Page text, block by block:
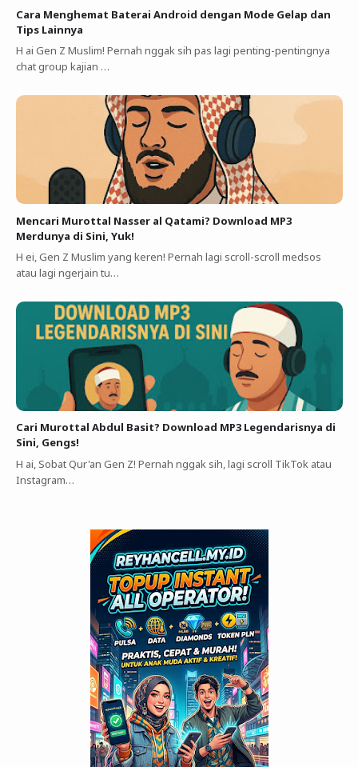
Cara Menghemat Baterai Android dengan Mode Gelap dan
Tips Lainnya
H ai Gen Z Muslim! Pernah nggak sih pas lagi penting-pentingnya
chat group kajian …
Mencari Murottal Nasser al Qatami? Download MP3
Merdunya di Sini, Yuk!
H ei, Gen Z Muslim yang keren! Pernah lagi scroll-scroll medsos
atau lagi ngerjain tu…
Cari Murottal Abdul Basit? Download MP3 Legendarisnya di
Sini, Gengs!
H ai, Sobat Qur'an Gen Z! Pernah nggak sih, lagi scroll TikTok atau
Instagram…